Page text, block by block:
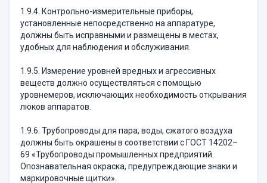
1.9.4. Контрольно-измерительные приборы,
установленные непосредственно на аппаратуре,
должны быть исправными и размещены в местах,
удобных для наблюдения и обслуживания.
1.9.5. Измерение уровней вредных и агрессивных
веществ должно осуществляться с помощью
уровнемеров, исключающих необходимость открывания
люков аппаратов.
1.9.6. Трубопроводы для пара, воды, сжатого воздуха
должны быть окрашены в соответствии с ГОСТ 14202–
69 «Трубопроводы промышленных предприятий.
Опознавательная окраска, предупреждающие знаки и
маркировочные щитки».